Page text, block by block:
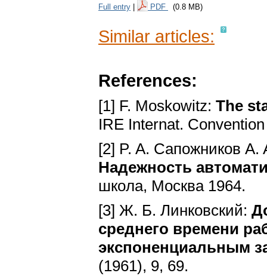
Full entry PDF (0.8 MB)
Similar articles:
References:
[1] F. Moskowitz: The
IRE Internat.
[2] P. A. Caпoжникoв
Haдeжнocть
шкoлa, Mocквa 1964.
[3] Ж. Б. Линкoвcкий:
cpeднeгo вpeмeни
экcпoнeнциaльным
(1961), 9, 69.